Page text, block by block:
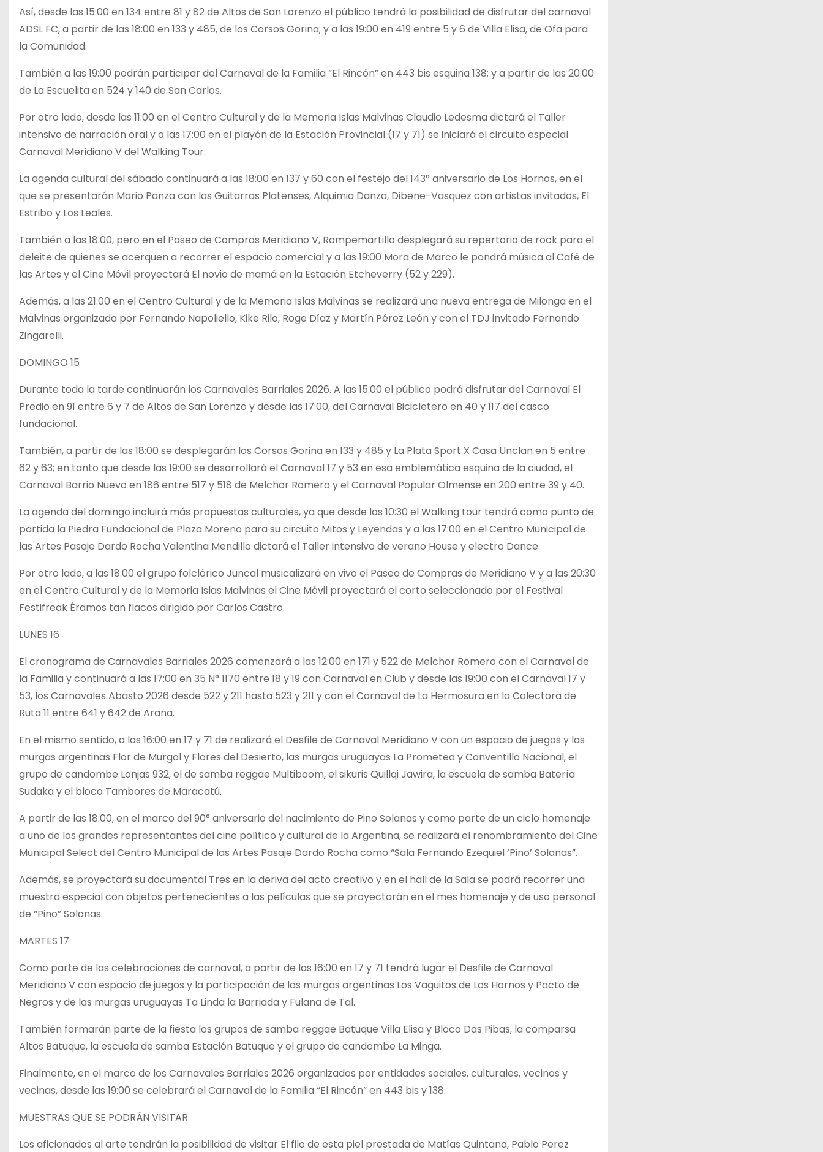
Así, desde las 15:00 en 134 entre 81 y 82 de Altos de San Lorenzo el público tendrá la posibilidad de disfrutar del carnaval
ADSL FC, a partir de las 18:00 en 133 y 485, de los Corsos Gorina; y a las 19:00 en 419 entre 5 y 6 de Villa Elisa, de Ofa para
la Comunidad.
También a las 19:00 podrán participar del Carnaval de la Familia “El Rincón” en 443 bis esquina 138; y a partir de las 20:00
de La Escuelita en 524 y 140 de San Carlos.
Por otro lado, desde las 11:00 en el Centro Cultural y de la Memoria Islas Malvinas Claudio Ledesma dictará el Taller
intensivo de narración oral y a las 17:00 en el playón de la Estación Provincial (17 y 71) se iniciará el circuito especial
Carnaval Meridiano V del Walking Tour.
La agenda cultural del sábado continuará a las 18:00 en 137 y 60 con el festejo del 143° aniversario de Los Hornos, en el
que se presentarán Mario Panza con las Guitarras Platenses, Alquimia Danza, Dibene-Vasquez con artistas invitados, El
Estribo y Los Leales.
También a las 18:00, pero en el Paseo de Compras Meridiano V, Rompemartillo desplegará su repertorio de rock para el
deleite de quienes se acerquen a recorrer el espacio comercial y a las 19:00 Mora de Marco le pondrá música al Café de
las Artes y el Cine Móvil proyectará El novio de mamá en la Estación Etcheverry (52 y 229).
Además, a las 21:00 en el Centro Cultural y de la Memoria Islas Malvinas se realizará una nueva entrega de Milonga en el
Malvinas organizada por Fernando Napoliello, Kike Rilo, Roge Díaz y Martín Pérez León y con el TDJ invitado Fernando
Zingarelli.
DOMINGO 15
Durante toda la tarde continuarán los Carnavales Barriales 2026. A las 15:00 el público podrá disfrutar del Carnaval El
Predio en 91 entre 6 y 7 de Altos de San Lorenzo y desde las 17:00, del Carnaval Bicicletero en 40 y 117 del casco
fundacional.
También, a partir de las 18:00 se desplegarán los Corsos Gorina en 133 y 485 y La Plata Sport X Casa Unclan en 5 entre
62 y 63; en tanto que desde las 19:00 se desarrollará el Carnaval 17 y 53 en esa emblemática esquina de la ciudad, el
Carnaval Barrio Nuevo en 186 entre 517 y 518 de Melchor Romero y el Carnaval Popular Olmense en 200 entre 39 y 40.
La agenda del domingo incluirá más propuestas culturales, ya que desde las 10:30 el Walking tour tendrá como punto de
partida la Piedra Fundacional de Plaza Moreno para su circuito Mitos y Leyendas y a las 17:00 en el Centro Municipal de
las Artes Pasaje Dardo Rocha Valentina Mendillo dictará el Taller intensivo de verano House y electro Dance.
Por otro lado, a las 18:00 el grupo folclórico Juncal musicalizará en vivo el Paseo de Compras de Meridiano V y a las 20:30
en el Centro Cultural y de la Memoria Islas Malvinas el Cine Móvil proyectará el corto seleccionado por el Festival
Festifreak Éramos tan flacos dirigido por Carlos Castro.
LUNES 16
El cronograma de Carnavales Barriales 2026 comenzará a las 12:00 en 171 y 522 de Melchor Romero con el Carnaval de
la Familia y continuará a las 17:00 en 35 N° 1170 entre 18 y 19 con Carnaval en Club y desde las 19:00 con el Carnaval 17 y
53, los Carnavales Abasto 2026 desde 522 y 211 hasta 523 y 211 y con el Carnaval de La Hermosura en la Colectora de
Ruta 11 entre 641 y 642 de Arana.
En el mismo sentido, a las 16:00 en 17 y 71 de realizará el Desfile de Carnaval Meridiano V con un espacio de juegos y las
murgas argentinas Flor de Murgol y Flores del Desierto, las murgas uruguayas La Prometea y Conventillo Nacional, el
grupo de candombe Lonjas 932, el de samba reggae Multiboom, el sikuris Quillqi Jawira, la escuela de samba Batería
Sudaka y el bloco Tambores de Maracatú.
A partir de las 18:00, en el marco del 90° aniversario del nacimiento de Pino Solanas y como parte de un ciclo homenaje
a uno de los grandes representantes del cine político y cultural de la Argentina, se realizará el renombramiento del Cine
Municipal Select del Centro Municipal de las Artes Pasaje Dardo Rocha como “Sala Fernando Ezequiel ‘Pino’ Solanas”.
Además, se proyectará su documental Tres en la deriva del acto creativo y en el hall de la Sala se podrá recorrer una
muestra especial con objetos pertenecientes a las películas que se proyectarán en el mes homenaje y de uso personal
de “Pino” Solanas.
MARTES 17
Como parte de las celebraciones de carnaval, a partir de las 16:00 en 17 y 71 tendrá lugar el Desfile de Carnaval
Meridiano V con espacio de juegos y la participación de las murgas argentinas Los Vaguitos de Los Hornos y Pacto de
Negros y de las murgas uruguayas Ta Linda la Barriada y Fulana de Tal.
También formarán parte de la fiesta los grupos de samba reggae Batuque Villa Elisa y Bloco Das Pibas, la comparsa
Altos Batuque, la escuela de samba Estación Batuque y el grupo de candombe La Minga.
Finalmente, en el marco de los Carnavales Barriales 2026 organizados por entidades sociales, culturales, vecinos y
vecinas, desde las 19:00 se celebrará el Carnaval de la Familia “El Rincón” en 443 bis y 138.
MUESTRAS QUE SE PODRÁN VISITAR
Los aficionados al arte tendrán la posibilidad de visitar El filo de esta piel prestada de Matías Quintana, Pablo Perez